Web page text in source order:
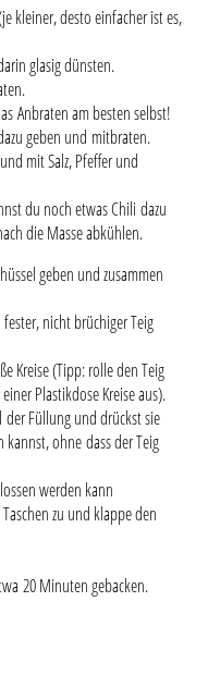
kleiner, desto einfacher ist es,
glasig dünsten.
Anbraten am besten selbst!
geben und mitbraten.
mit Salz, Pfeffer und
du noch etwas Chili dazu
die Masse abkühlen.
geben und zusammen
nicht brüchiger Teig
Kreise (Tipp: rolle den Teig
Plastikdose Kreise aus).
der Füllung und drückst sie
ohne dass der Teig
werden kann
zu und klappe den
20 Minuten gebacken.